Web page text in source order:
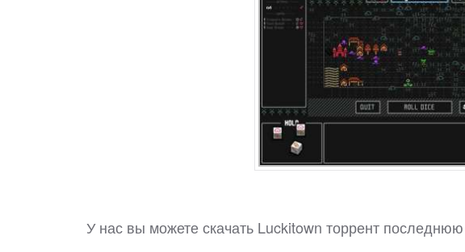
У нас вы можете скачать Luckitown торрент